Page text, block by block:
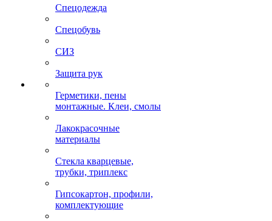
Спецодежда
Спецобувь
СИЗ
Защита рук
Герметики, пены
монтажные. Клеи, смолы
Лакокрасочные
материалы
Стекла кварцевые,
трубки, триплекс
Гипсокартон, профили,
комплектующие